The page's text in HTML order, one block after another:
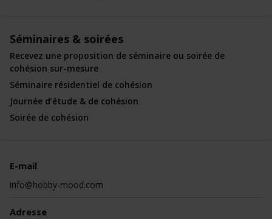
Séminaires & soirées
Recevez une proposition de séminaire ou soirée de
cohésion sur-mesure
Séminaire résidentiel de cohésion
Journée d’étude & de cohésion
Soirée de cohésion
E-mail
info@hobby-mood.com
Adresse